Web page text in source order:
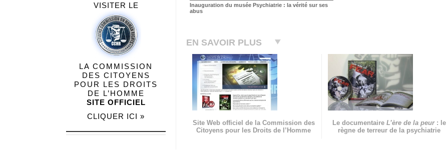
Inauguration du musée Psychiatrie : la vérité sur ses
abus
EN SAVOIR PLUS
Site Web officiel de la Commission des
Citoyens pour les Droits de l’Homme
Le documentaire L’ère de la peur: le
règne de terreur de la psychiatrie
VISITER LE
LA COMMISSION
DES CITOYENS
POUR LES DROITS
DE L’HOMME
SITE OFFICIEL
CLIQUER ICI »